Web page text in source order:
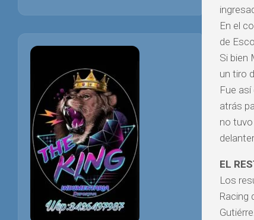
En el
de
Si bien
un tiro
Fue
atrás
no
EL
Los
Racing